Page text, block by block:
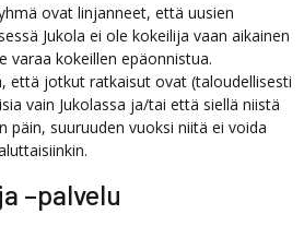
ovat linjanneet, että uusien
Jukola ei ole kokeilija vaan aikainen
varaa kokeillen epäonnistua.
että jotkut ratkaisut ovat (taloudellisesti
vain Jukolassa ja/tai että siellä niistä
päin, suuruuden vuoksi niitä ei voida
–palvelu